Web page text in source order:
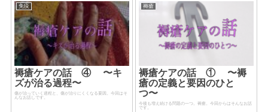
免疫
褥瘡ケアの話 ④ 〜キ
ズが治る過程〜
傷が治っていく過程と、傷が治りにくくなる要因。今回はそ
んなお話しです。
褥瘡
褥瘡ケアの話 ① 〜褥
瘡の定義と要因のひと
つ〜
今後も増え続ける問題の一つ。褥瘡。今回からはそんなお話
です。